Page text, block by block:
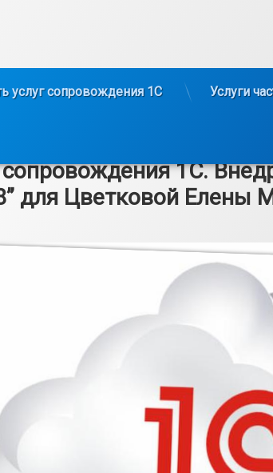
услуг сопровождения 1С Услуги
сопровождения 1С.
для Цветковой Елены